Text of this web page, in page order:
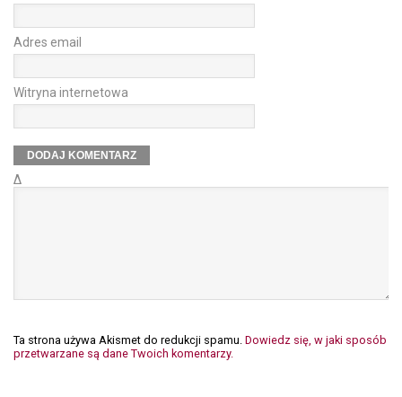
Adres email
Witryna internetowa
Δ
Ta strona używa Akismet do redukcji spamu. Dowiedz się, w jaki sposób
przetwarzane są dane Twoich komentarzy.